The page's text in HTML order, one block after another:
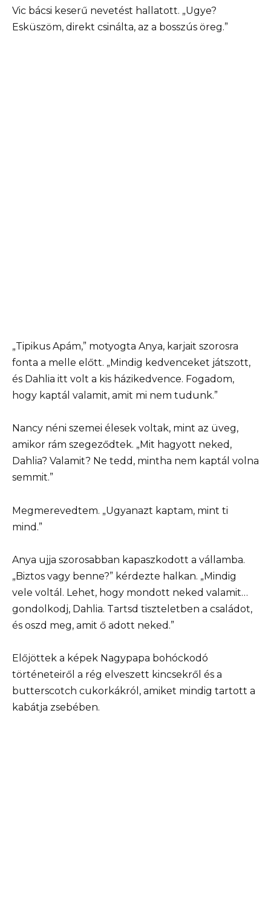
Vic bácsi keserű nevetést hallatott. „Ugye?
Esküszöm, direkt csinálta, az a bosszús öreg.”
„Tipikus Apám,” motyogta Anya, karjait szorosra
fonta a melle előtt. „Mindig kedvenceket játszott,
és Dahlia itt volt a kis házikedvence. Fogadom,
hogy kaptál valamit, amit mi nem tudunk.”
Nancy néni szemei élesek voltak, mint az üveg,
amikor rám szegeződtek. „Mit hagyott neked,
Dahlia? Valamit? Ne tedd, mintha nem kaptál volna
semmit.”
Megmerevedtem. „Ugyanazt kaptam, mint ti
mind.”
Anya ujja szorosabban kapaszkodott a vállamba.
„Biztos vagy benne?” kérdezte halkan. „Mindig
vele voltál. Lehet, hogy mondott neked valamit…
gondolkodj, Dahlia. Tartsd tiszteletben a családot,
és oszd meg, amit ő adott neked.”
Előjöttek a képek Nagypapa bohóckodó
történeteiről a rég elveszett kincsekről és a
butterscotch cukorkákról, amiket mindig tartott a
kabátja zsebében.